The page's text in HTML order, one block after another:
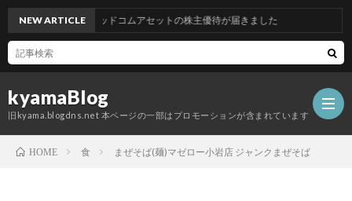
kyamaBlog
旧kyama.blogdns.net 本ページの一部はプロモーションが含まれています
NEW ARTICLEグッドコムアセットの株主優待が届きました
HOME 食 まぜそば(麺)マゼロー小岩店 ジャンクまぜそば